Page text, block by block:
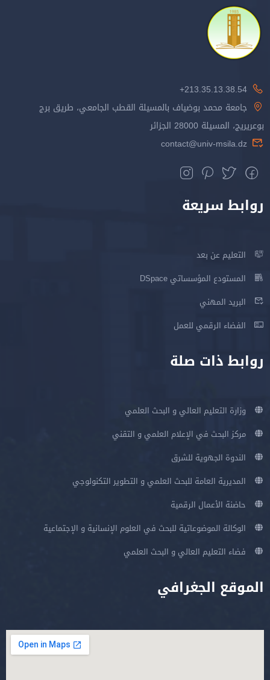
213.35.13.38.54+
جامعة محمد بوضياف بالمسيلة القطب الجامعي، طريق برج
المسيلة 28000 الجزائر
contact@univ-msila.dz
سريعة
التعليم عن بعد
المستودع المؤسساتي DSpace
البريد المهني
الفضاء الرقمي للعمل
ذات صلة
وزارة التعليم العالي و البحث العلمي
مركز البحث في الإعلام العلمي و التقني
الندوة الجهوية للشرق
المديرية العامة للبحث العلمي و التطوير التكنولوجي
حاضنة الأعمال الرقمية
الوكالة الموضوعاتية للبحث في العلوم الإنسانية و الإجتماعية
فضاء التعليم العالي و البحث العلمي
الجغرافي